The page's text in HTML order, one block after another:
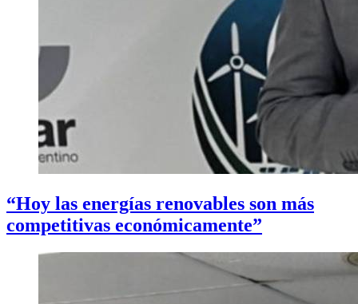
“Hoy las energías renovables son más
competitivas económicamente”